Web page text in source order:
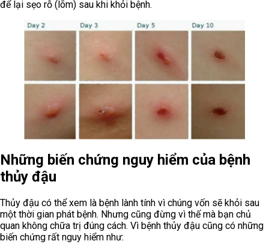
để lại sẹo rỗ (lõm) sau khi khỏi bệnh.
Những biến chứng nguy hiểm của bệnh
thủy đậu
Thủy đậu có thể xem là bệnh lành tính vì chúng vốn sẽ khỏi sau
một thời gian phát bệnh. Nhưng cũng đừng vì thế mà bạn chủ
quan không chữa trị đúng cách. Vì bệnh thủy đậu cũng có những
biến chứng rất nguy hiểm như: